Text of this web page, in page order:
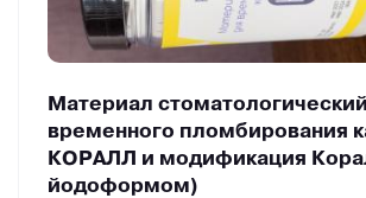
Материал
временного пломбирования
КОРАЛЛ и модификация
йодоформом)